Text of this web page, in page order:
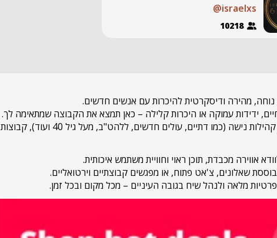
@israelxs
10218
מהירה ודיסקרטית להיכרות עם אנשים חדשים.
ידידות עמוקה או היכרות קלילה – כאן תמצא את הקבוצה שמתאימה לך.
הקטגוריה כוללת ערוצים לפי תחומי עניין, קהילות נישה (כמו דתיים, עולים חדשים, ללהט"ב, מעל גיל 40 ועוד), קבוצות
אווירה מכבדת, תוכן ראוי וחוויית משתמש איכותית.
שאלונים, צ'אט פתוח, או מפגשים קבוצתיים וירטואליים.
מלאה ולנהל שיח בגובה העיניים – מכל מקום ובכל זמן.